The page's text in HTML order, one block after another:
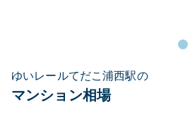
ゆいレールてだこ浦西駅の
マンション相場